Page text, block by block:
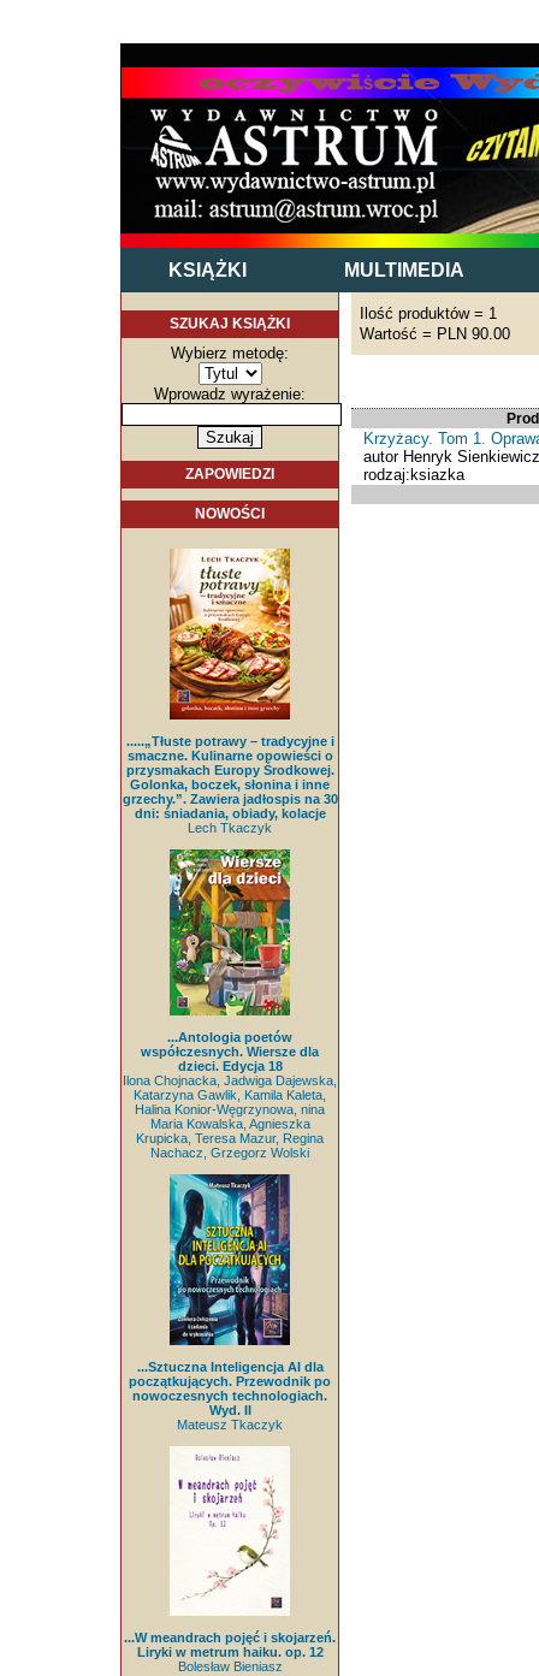
KSIĄŻKI MULTIMEDIA
SZUKAJ KSIĄŻKI
Wybierz metodę:
Wprowadz wyrażenie:
ZAPOWIEDZI
NOWOŚCI
.....„Tłuste potrawy – tradycyjne i
smaczne. Kulinarne opowieści o
przysmakach Europy Środkowej.
Golonka, boczek, słonina i inne
grzechy.”. Zawiera jadłospis na 30
dni: śniadania, obiady, kolacje
Lech Tkaczyk
...Antologia poetów
współczesnych. Wiersze dla
dzieci. Edycja 18
Ilona Chojnacka, Jadwiga Dajewska,
Katarzyna Gawlik, Kamila Kaleta,
Halina Konior-Węgrzynowa, nina
Maria Kowalska, Agnieszka
Krupicka, Teresa Mazur, Regina
Nachacz, Grzegorz Wolski
...Sztuczna Inteligencja AI dla
początkujących. Przewodnik po
nowoczesnych technologiach.
Wyd. II
Mateusz Tkaczyk
...W meandrach pojęć i skojarzeń.
Liryki w metrum haiku. op. 12
Bolesław Bieniasz
Ilość produktów = 1
Wartość = PLN 90.00
Krzyżacy. Tom 1.
autor Henryk Sienkiewicz
rodzaj:ksiazka